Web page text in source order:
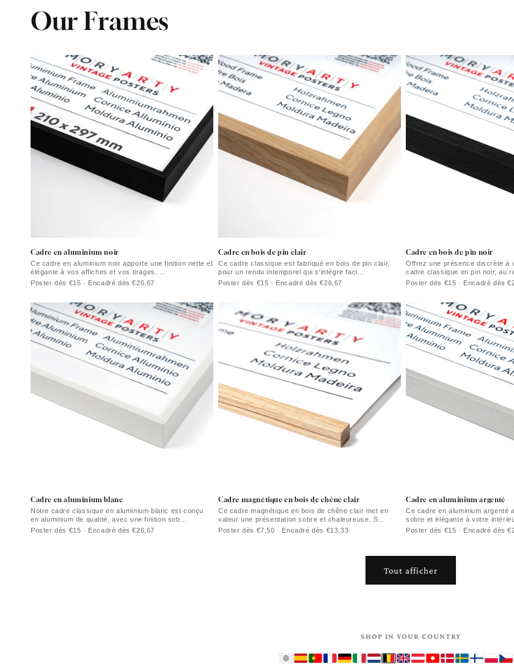
Our Frames
Cadre en aluminium noir
Ce cadre en aluminium noir apporte une finition nette et
élégante à vos affiches et vos tirages. ...
Poster dès €15 · Encadré dès €26,67
Cadre en bois de pin clair
Ce cadre classique est fabriqué en bois de pin clair,
pour un rendu intemporel qui s'intègre faci...
Poster dès €15 · Encadré dès €26,67
Cadre en bois de pin noir
Offrez une présence discrète à
cadre classique en pin noir, au
Poster dès €15 · Encadré dès
Cadre en aluminium blanc
Notre cadre classique en aluminium blanc est conçu
en aluminium de qualité, avec une finition sob...
Poster dès €15 · Encadré dès €26,67
Cadre magnétique en bois de chêne clair
Ce cadre magnétique en bois de chêne clair met en
valeur une présentation sobre et chaleureuse. S...
Poster dès €7,50 · Encadré dès €13,33
Cadre en aluminium argenté
Ce cadre en aluminium argenté
sobre et élégante à votre
Poster dès €15 · Encadré dès
Tout afficher
SHOP IN YOUR COUNTRY